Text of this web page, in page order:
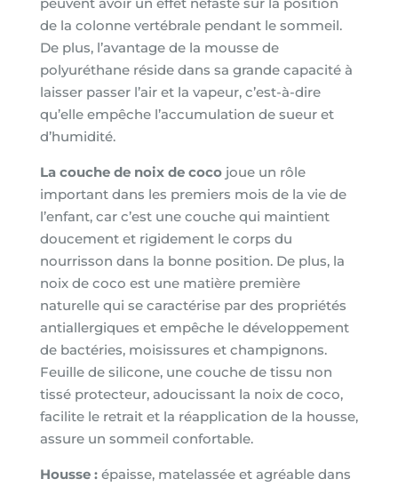
de la colonne vertébrale pendant le sommeil.
De plus, l’avantage de la mousse de
polyuréthane réside dans sa grande capacité à
laisser passer l’air et la vapeur, c’est-à-dire
qu’elle empêche l’accumulation de sueur et
d’humidité.
La couche de noix de coco joue un rôle
important dans les premiers mois de la vie de
l’enfant, car c’est une couche qui maintient
doucement et rigidement le corps du
nourrisson dans la bonne position. De plus, la
noix de coco est une matière première
naturelle qui se caractérise par des propriétés
antiallergiques et empêche le développement
de bactéries, moisissures et champignons.
Feuille de silicone, une couche de tissu non
tissé protecteur, adoucissant la noix de coco,
facilite le retrait et la réapplication de la housse,
assure un sommeil confortable.
Housse : épaisse, matelassée et agréable dans